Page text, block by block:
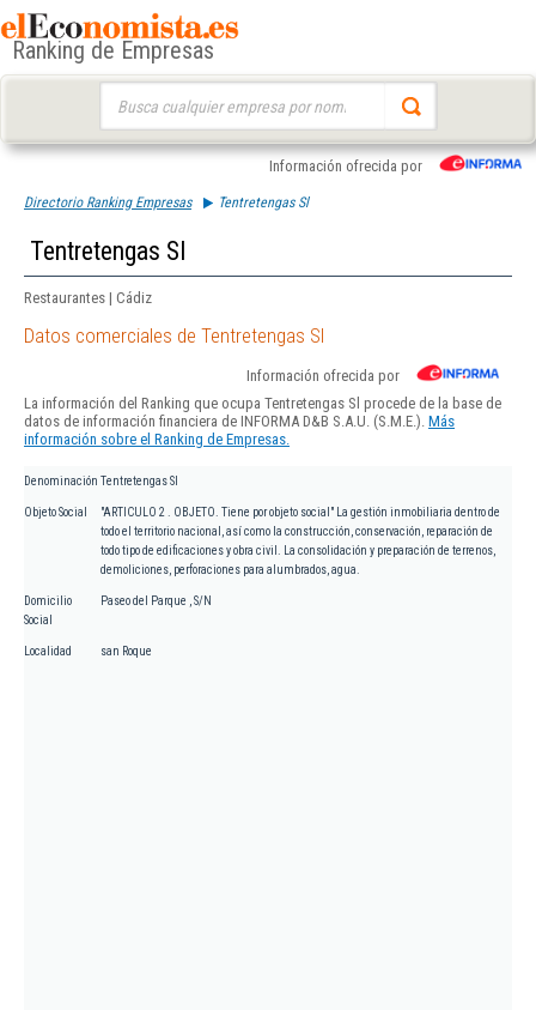
Ranking de Empresas
Información ofrecida por
Directorio Ranking Empresas Tentretengas Sl
Tentretengas Sl
Restaurantes | Cádiz
Datos comerciales de Tentretengas Sl
Información ofrecida por
La información del Ranking que ocupa Tentretengas Sl procede de la base de
datos de información financiera de INFORMA D&B S.A.U. (S.M.E.). Más
información sobre el Ranking de Empresas.
Denominación Tentretengas Sl
Objeto Social
"ARTICULO 2 . OBJETO. Tiene por objeto social" La gestión inmobiliaria dentro de
todo el territorio nacional, así como la construcción, conservación, reparación de
todo tipo de edificaciones y obra civil. La consolidación y preparación de terrenos,
demoliciones, perforaciones para alumbrados, agua.
Domicilio
Social
Paseo del Parque , S/N
Localidad san Roque